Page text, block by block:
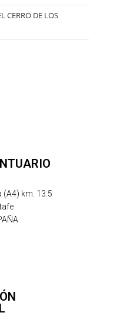
CERRO DE LOS
(A4) km. 13.5